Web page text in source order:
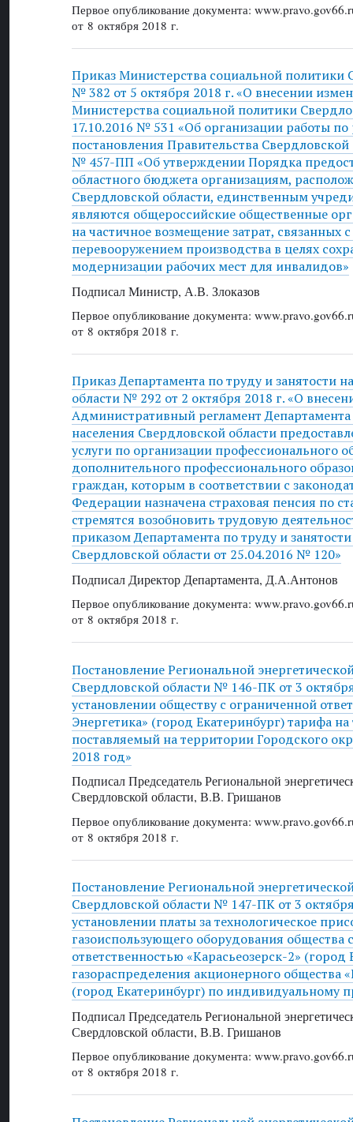
Первое опубликование документа:
от 8 октября 2018 г.
Приказ Министерства социальной политики
№ 382 от 5 октября 2018 г. «О внесении
Министерства социальной политики
17.10.2016 № 531 «Об организации работы по
постановления Правительства Свердловской
№ 457-ПП «Об утверждении Порядка
областного бюджета организациям,
Свердловской области, единственным
являются общероссийские общественные
на частичное возмещение затрат, связанных
перевооружением производства в целях
модернизации рабочих мест для инвалидов»
Подписал Министр, А.В. Злоказов
Первое опубликование документа:
от 8 октября 2018 г.
Приказ Департамента по труду и занятости
области № 292 от 2 октября 2018 г. «О
Административный регламент Департамента
населения Свердловской области
услуги по организации профессионального
дополнительного профессионального
граждан, которым в соответствии с
Федерации назначена страховая пенсия по
стремятся возобновить трудовую
приказом Департамента по труду и
Свердловской области от 25.04.2016 № 120»
Подписал Директор Департамента, Д.А.Антонов
Первое опубликование документа:
от 8 октября 2018 г.
Постановление Региональной
Свердловской области № 146-ПК от 3
установлении обществу с ограниченной
Энергетика» (город Екатеринбург) тарифа
поставляемый на территории Городского
2018 год»
Подписал Председатель Региональной
Свердловской области, В.В. Гришанов
Первое опубликование документа:
от 8 октября 2018 г.
Постановление Региональной
Свердловской области № 147-ПК от 3
установлении платы за технологическое
газоиспользующего оборудования общества
ответственностью «Карасьеозерск-2» (город
газораспределения акционерного общества
(город Екатеринбург) по индивидуальному
Подписал Председатель Региональной
Свердловской области, В.В. Гришанов
Первое опубликование документа:
от 8 октября 2018 г.